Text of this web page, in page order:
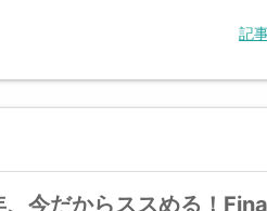
記
今だからススめる！